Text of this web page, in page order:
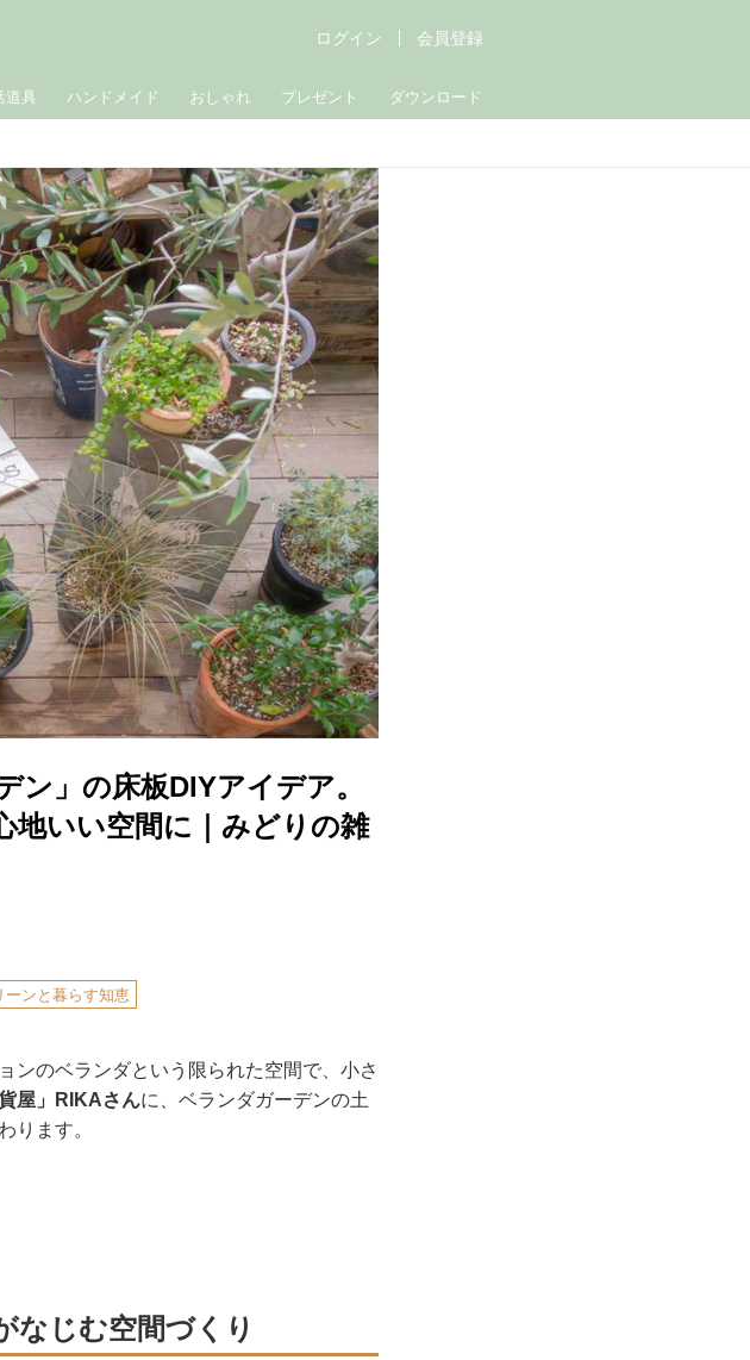
道具 ハンドメイド おしゃれ プレゼント ダウンロード
ログイン 会員登録
」の床板DIYアイデア。
地いい空間に｜みどりの雑
ーンと暮らす知恵
ンのベランダという限られた空間で、小さ
屋」RIKAさんに、ベランダガーデンの土
ります。
なじむ空間づくり